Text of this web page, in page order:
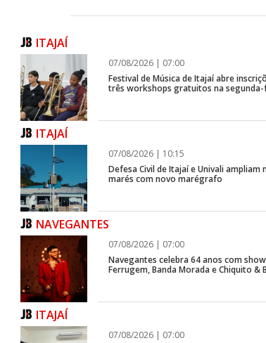
ITAJAÍ
07/08/2026 | 07:00
Festival de Música de Itajaí abre
três workshops gratuitos na segunda-
ITAJAÍ
07/08/2026 | 10:15
Defesa Civil de Itajaí e Univali
marés com novo marégrafo
NAVEGANTES
07/08/2026 | 07:00
Navegantes celebra 64 anos com
Ferrugem, Banda Morada e Chiquito &
ITAJAÍ
07/08/2026 | 07:00